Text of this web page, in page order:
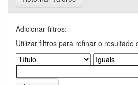
Adicionar filtros:
Utilizar filtros para refinar o resultado